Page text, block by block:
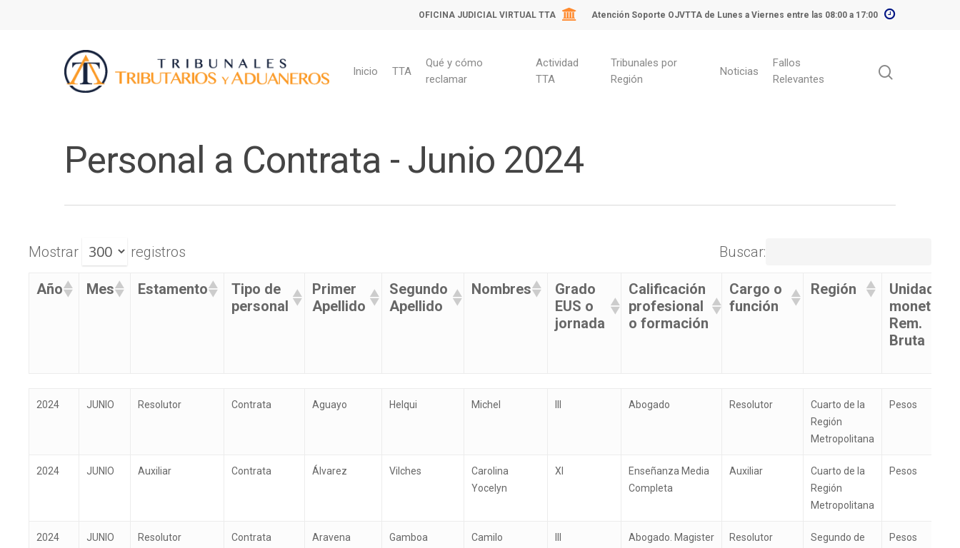
OFICINA JUDICIAL VIRTUAL TTA Atención Soporte OJVTTA de Lunes a Viernes entre las 08:00 a 17:00
Inicio TTA
Qué y cómo
reclamar
Actividad
TTA
Tribunales por
Región
Noticias
Fallos
Relevantes
Personal a Contrata - Junio 2024
Mostrar registros Buscar:
Año Mes Estamento
Tipo de
personal
Primer
Apellido
Segundo
Apellido
Nombres
Grado
EUS o
jornada
Calificación
profesional
o formación
Cargo o
función
Región
Unidad
monetaria
Rem.
Bruta
Año Mes Estamento
Tipo de
Primer
Apellido
Segundo
Apellido
Nombres
Grado
Calificación
profesional
Cargo o
Región
Unidad
2024 JUNIO Resolutor Contrata Aguayo Helqui Michel Abogado Resolutor
Cuarto de la
Región
Metropolitana
Pesos
2024 JUNIO Auxiliar Contrata Álvarez Vilches
Carolina
Yocelyn
XI
Enseñanza Media
Completa
Auxiliar
Cuarto de la
Región
Metropolitana
Pesos
2024 JUNIO Resolutor Contrata Aravena Gamboa Camilo
Abogado. Magister
Resolutor
Segundo de
Pesos